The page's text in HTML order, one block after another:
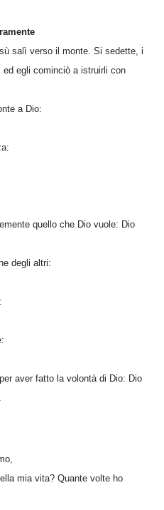
salì verso il monte. Si sedette, i
egli cominciò a istruirli con
a Dio:
quello che Dio vuole: Dio
degli altri:
aver fatto la volontà di Dio: Dio
mia vita? Quante volte ho